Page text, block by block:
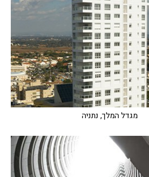
מגדל המלך, נתניה